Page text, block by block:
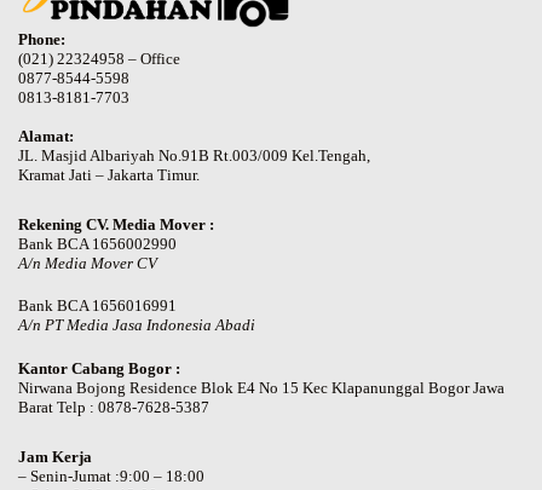
Phone:
(021) 22324958 – Office
0877-8544-5598
0813-8181-7703
Alamat:
JL. Masjid Albariyah No.91B Rt.003/009 Kel.Tengah,
Kramat Jati – Jakarta Timur.
Rekening CV. Media Mover :
Bank BCA 1656002990
A/n Media Mover CV
Bank BCA 1656016991
A/n PT Media Jasa Indonesia Abadi
Kantor Cabang Bogor :
Nirwana Bojong Residence Blok E4 No 15 Kec Klapanunggal Bogor Jawa
Barat Telp : 0878-7628-5387
Jam Kerja
– Senin-Jumat :9:00 – 18:00